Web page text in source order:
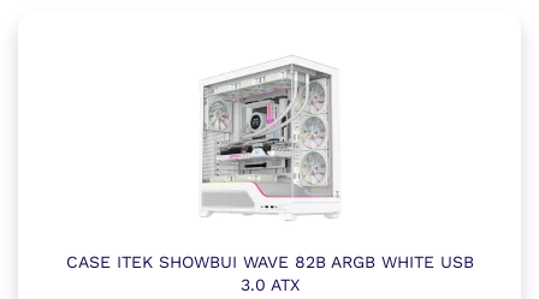
CASE ITEK SHOWBUI WAVE 82B ARGB WHITE USB
3.0 ATX